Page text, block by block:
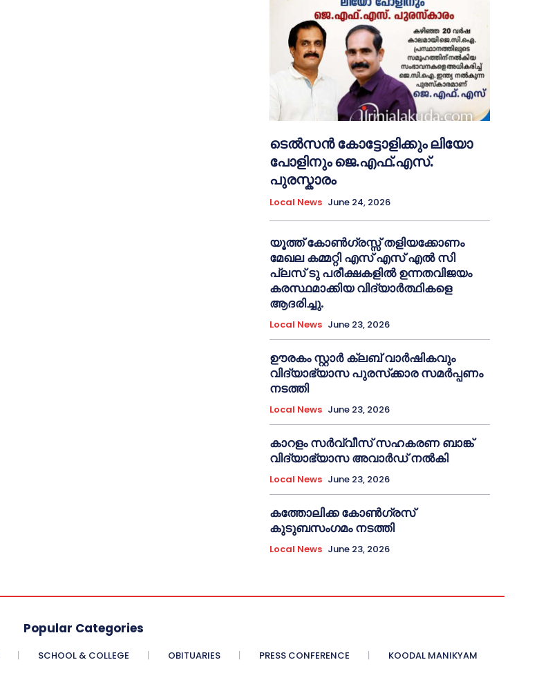
ടെൽസൻ കോട്ടോളിക്കും ലിയോ
പോളിനും ജെ.എഫ്.എസ്.
പുരസ്കാരം
Local News June 24, 2026
യൂത്ത് കോൺഗ്രസ്സ് തളിയക്കോണം
മേഖല കമ്മറ്റി എസ് എസ് എൽ സി
പ്ലസ് ടു പരീക്ഷകളിൽ ഉന്നതവിജയം
കരസ്ഥമാക്കിയ വിദ്യാർത്ഥികളെ
ആദരിച്ചു.
Local News June 23, 2026
ഊരകം സ്റ്റാർ ക്ലബ് വാർഷികവും
വിദ്യാഭ്യാസ പുരസ്‌ക്കാര സമർപ്പണം
നടത്തി
Local News June 23, 2026
കാറളം സർവ്വീസ് സഹകരണ ബാങ്ക്
വിദ്യാഭ്യാസ അവാർഡ് നൽകി
Local News June 23, 2026
കത്തോലിക്ക കോൺഗ്രസ്
കുടുബസംഗമം നടത്തി
Local News June 23, 2026
Popular Categories
SCHOOL & COLLEGE OBITUARIES PRESS CONFERENCE KOODAL MANIKYAM